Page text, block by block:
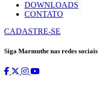
DOWNLOADS
CONTATO
CADASTRE-SE
Siga Marmuthe nas redes sociais